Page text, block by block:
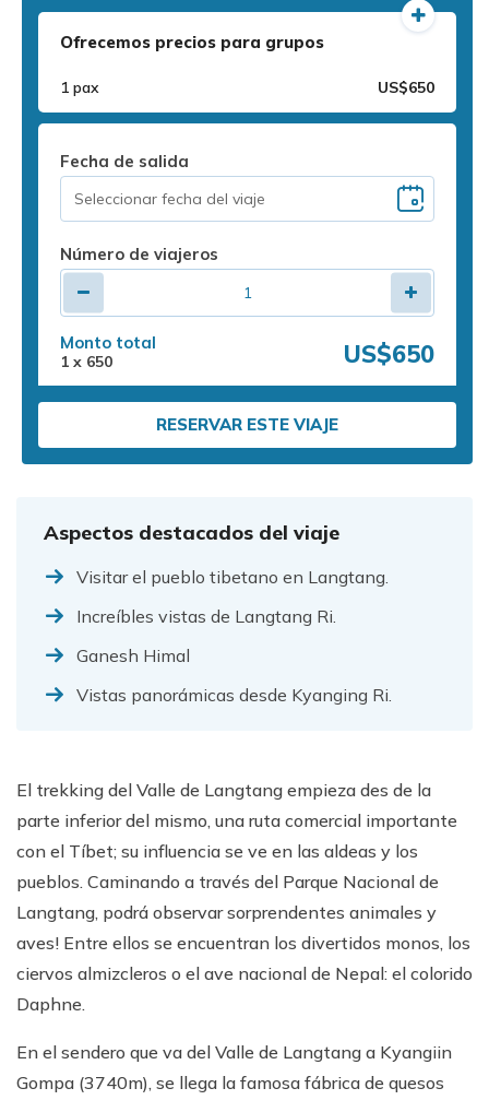
Ofrecemos precios para grupos
1 pax US$650
Fecha de salida
Número de viajeros
Monto total
1 x 650 US$650
RESERVAR ESTE VIAJE
Aspectos destacados del viaje
Visitar el pueblo tibetano en Langtang.
Increíbles vistas de Langtang Ri.
Ganesh Himal
Vistas panorámicas desde Kyanging Ri.
El trekking del Valle de Langtang empieza des de la
parte inferior del mismo, una ruta comercial importante
con el Tíbet; su influencia se ve en las aldeas y los
pueblos. Caminando a través del Parque Nacional de
Langtang, podrá observar sorprendentes animales y
aves! Entre ellos se encuentran los divertidos monos, los
ciervos almizcleros o el ave nacional de Nepal: el colorido
Daphne.
En el sendero que va del Valle de Langtang a Kyangiin
Gompa (3740m), se llega la famosa fábrica de quesos